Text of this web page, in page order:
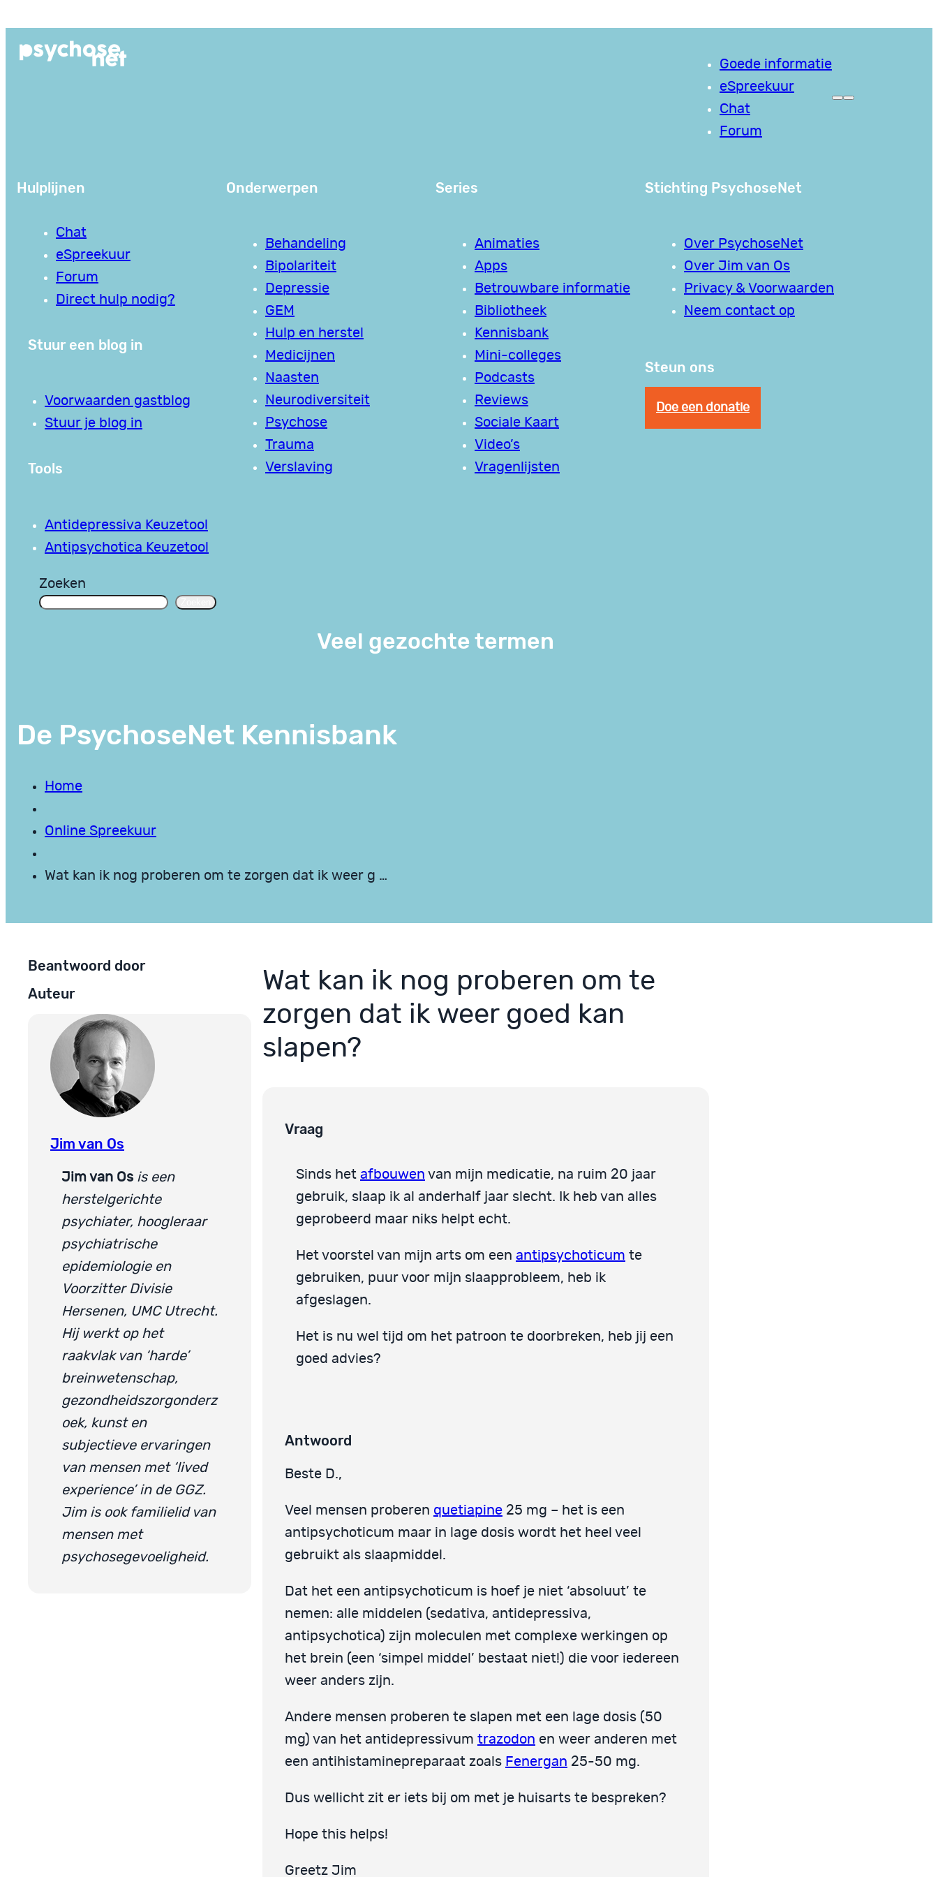
de
Goede informatie
eSpreekuur
Chat
Forum
Hulplijnen
Chat
eSpreekuur
Forum
Direct hulp nodig?
Stuur een blog in
Voorwaarden gastblog
Stuur je blog in
Tools
Antidepressiva Keuzetool
Antipsychotica Keuzetool
Onderwerpen
Behandeling
Bipolariteit
Depressie
GEM
Hulp en herstel
Medicijnen
Naasten
Neurodiversiteit
Psychose
Trauma
Verslaving
Series
Animaties
Apps
Betrouwbare informatie
Bibliotheek
Kennisbank
Mini-colleges
Podcasts
Reviews
Sociale Kaart
Video’s
Vragenlijsten
Stichting PsychoseNet
Over PsychoseNet
Over Jim van Os
Privacy & Voorwaarden
Neem contact op
Steun ons
Doe een donatie
Zoeken
Veel gezochte termen
De PsychoseNet Kennisbank
Home
Online Spreekuur
Wat kan ik nog proberen om te zorgen dat ik weer g …
Beantwoord door
Auteur
Jim van Os
Jim van Os is een
herstelgerichte
psychiater, hoogleraar
psychiatrische
epidemiologie en
Voorzitter Divisie
Hersenen, UMC Utrecht.
Hij werkt op het
raakvlak van ‘harde’
breinwetenschap,
gezondheidszorgonderz
oek, kunst en
subjectieve ervaringen
van mensen met ‘lived
experience’ in de GGZ.
Jim is ook familielid van
mensen met
psychosegevoeligheid.
Wat kan ik nog proberen om te
zorgen dat ik weer goed kan
slapen?
Vraag
Sinds het afbouwen van mijn medicatie, na ruim 20 jaar
gebruik, slaap ik al anderhalf jaar slecht. Ik heb van alles
geprobeerd maar niks helpt echt.
Het voorstel van mijn arts om een antipsychoticum te
gebruiken, puur voor mijn slaapprobleem, heb ik
afgeslagen.
Het is nu wel tijd om het patroon te doorbreken, heb jij een
goed advies?
Antwoord
Beste D.,
Veel mensen proberen quetiapine 25 mg – het is een
antipsychoticum maar in lage dosis wordt het heel veel
gebruikt als slaapmiddel.
Dat het een antipsychoticum is hoef je niet ‘absoluut’ te
nemen: alle middelen (sedativa, antidepressiva,
antipsychotica) zijn moleculen met complexe werkingen op
het brein (een ‘simpel middel’ bestaat niet!) die voor iedereen
weer anders zijn.
Andere mensen proberen te slapen met een lage dosis (50
mg) van het antidepressivum trazodon en weer anderen met
een antihistaminepreparaat zoals Fenergan 25-50 mg.
Dus wellicht zit er iets bij om met je huisarts te bespreken?
Hope this helps!
Greetz Jim